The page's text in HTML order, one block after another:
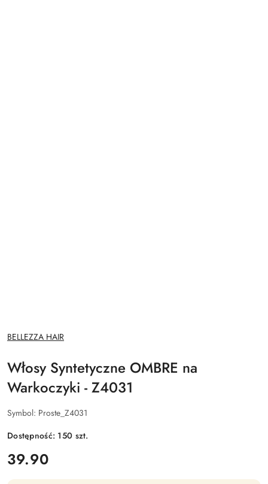
NAZWA
PRODUCENTA:
BELLEZZA HAIR
Włosy Syntetyczne OMBRE na
Warkoczyki - Z4031
Symbol: Proste_Z4031
Dostępność: 150 szt.
cena:
39.90